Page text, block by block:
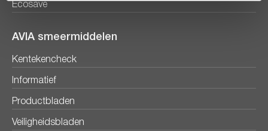
Ecosave
AVIA smeermiddelen
Kentekencheck
Informatief
Productbladen
Veiligheidsbladen